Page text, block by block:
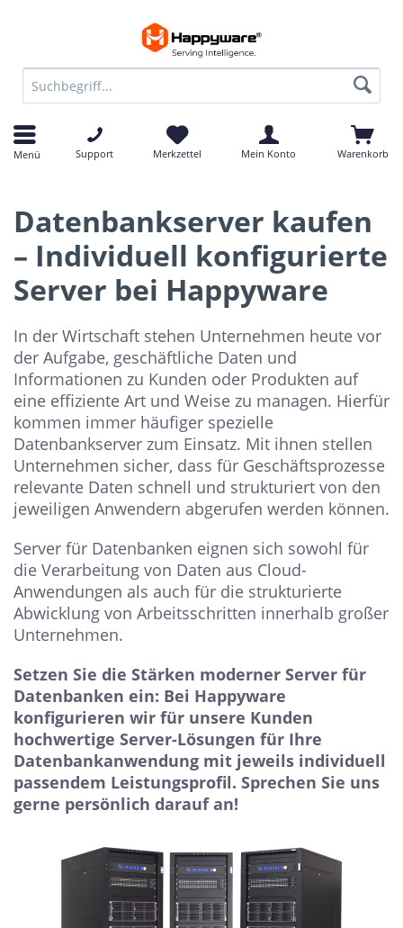
Menü Support Merkzettel Mein Konto Warenkorb
Datenbankserver kaufen
– Individuell konfigurierte
Server bei Happyware
In der Wirtschaft stehen Unternehmen heute vor
der Aufgabe, geschäftliche Daten und
Informationen zu Kunden oder Produkten auf
eine effiziente Art und Weise zu managen. Hierfür
kommen immer häufiger spezielle
Datenbankserver zum Einsatz. Mit ihnen stellen
Unternehmen sicher, dass für Geschäftsprozesse
relevante Daten schnell und strukturiert von den
jeweiligen Anwendern abgerufen werden können.
Server für Datenbanken eignen sich sowohl für
die Verarbeitung von Daten aus Cloud-
Anwendungen als auch für die strukturierte
Abwicklung von Arbeitsschritten innerhalb großer
Unternehmen.
Setzen Sie die Stärken moderner Server für
Datenbanken ein: Bei Happyware
konfigurieren wir für unsere Kunden
hochwertige Server-Lösungen für Ihre
Datenbankanwendung mit jeweils individuell
passendem Leistungsprofil. Sprechen Sie uns
gerne persönlich darauf an!